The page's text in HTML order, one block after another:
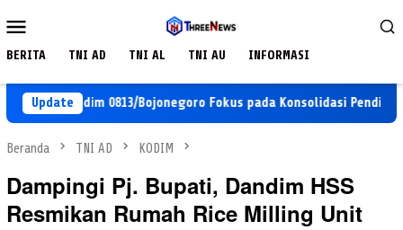
ke
Mobile
BERITA TNI AD TNI AL TNI AU INFORMASI
Update
129 Kodim 0813/Bojonegoro Fokus pada Konsolidasi Pendidikan di
Beranda TNI AD KODIM
Dampingi Pj. Bupati, Dandim HSS
Resmikan Rumah Rice Milling Unit